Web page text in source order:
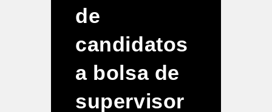
de
candidatos
a bolsa de
supervisor